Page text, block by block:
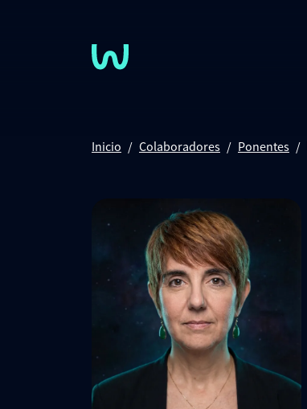
Inicio Colaboradores Ponentes